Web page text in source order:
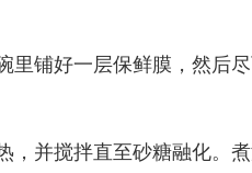
里铺好一层保鲜膜，然后
，并搅拌直至砂糖融化。